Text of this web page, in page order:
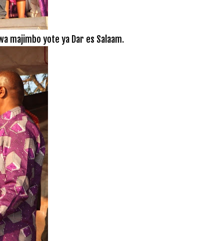
majimbo yote ya Dar es Salaam.